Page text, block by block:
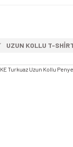
UZUN KOLLU T-